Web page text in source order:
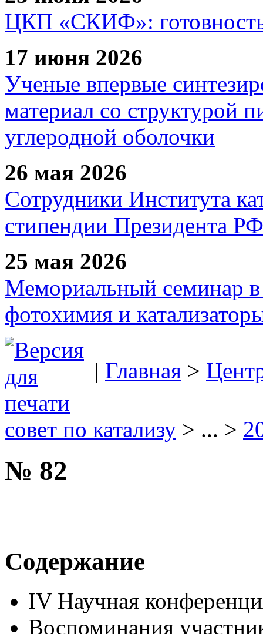
ЦКП «СКИФ»: готовность
17 июня 2026
Ученые впервые
материал со структурой
углеродной оболочки
26 мая 2026
Сотрудники Института
стипендии Президента РФ
25 мая 2026
Мемориальный семинар в
фотохимия и
| Главная >
совет по катализу > ... >
№ 82
Содержание
IV Научная
Воспоминания